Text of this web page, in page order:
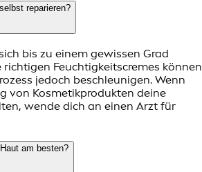
reparieren?
bis zu einem gewissen Grad
richtigen Feuchtigkeitscremes können
jedoch beschleunigen. Wenn
von Kosmetikprodukten deine
wende dich an einen Arzt für
am besten?